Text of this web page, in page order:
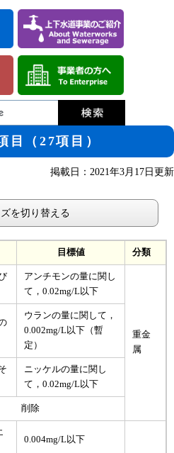
目（27項目）
掲載日：2021年3月17日更新
を切り替える
目標値 分類
アンチモンの量に関し
て，0.02mg/L以下
重金
属
ウランの量に関して，
0.002mg/L以下（暫
定）
ニッケルの量に関し
て，0.02mg/L以下
削除
0.004mg/L以下